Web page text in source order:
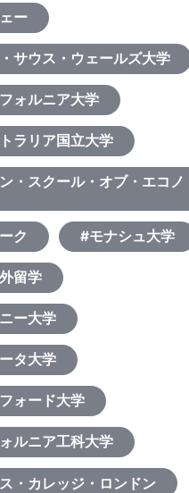
ー
サウス・ウェールズ大学
ォルニア大学
ラリア国立大学
・スクール・オブ・エコノ
ク #モナシュ大学
留学
ー大学
タ大学
ォード大学
ルニア工科大学
・カレッジ・ロンドン